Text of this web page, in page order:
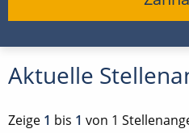
Aktuelle
Zeige 1 bis 1 von 1